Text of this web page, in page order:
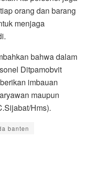
orang dan barang
menjaga
bahwa dalam
Ditpamobvit
imbauan
maupun
Hms).
banten